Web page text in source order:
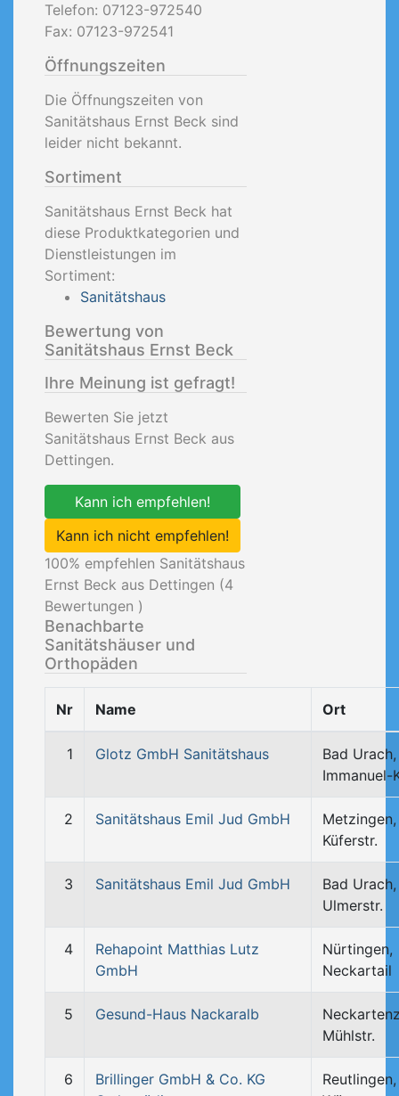
Telefon: 07123-972540
Fax: 07123-972541
Öffnungszeiten
Die Öffnungszeiten von
Sanitätshaus Ernst Beck sind
leider nicht bekannt.
Sortiment
Sanitätshaus Ernst Beck hat
diese Produktkategorien und
Dienstleistungen im
Sortiment:
Sanitätshaus
Bewertung von
Sanitätshaus Ernst Beck
Ihre Meinung ist gefragt!
Bewerten Sie jetzt
Sanitätshaus Ernst Beck aus
Dettingen.
Kann ich empfehlen!
Kann ich nicht empfehlen!
100% empfehlen Sanitätshaus
Ernst Beck aus Dettingen (4
Bewertungen )
Benachbarte
Sanitätshäuser und
Orthopäden
Nr Name Ort
1 Glotz GmbH Sanitätshaus
Bad Urach,
Immanuel-
2 Sanitätshaus Emil Jud GmbH
Metzingen,
Küferstr.
3 Sanitätshaus Emil Jud GmbH
Bad Urach,
Ulmerstr.
4
Rehapoint Matthias Lutz
GmbH
Nürtingen,
Neckartail
5 Gesund-Haus Nackaralb
Mühlstr.
6
Brillinger GmbH & Co. KG